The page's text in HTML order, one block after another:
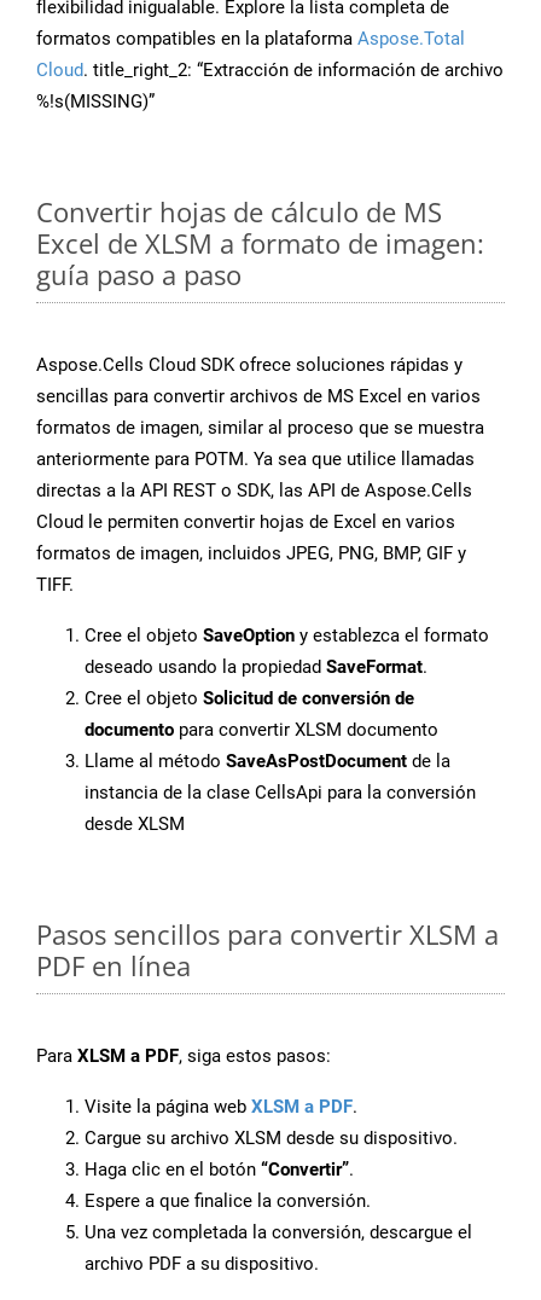
flexibilidad inigualable. Explore la lista completa de
formatos compatibles en la plataforma Aspose.Total
Cloud. title_right_2: “Extracción de información de archivo
%!s(MISSING)”
Convertir hojas de cálculo de MS
Excel de XLSM a formato de imagen:
guía paso a paso
Aspose.Cells Cloud SDK ofrece soluciones rápidas y
sencillas para convertir archivos de MS Excel en varios
formatos de imagen, similar al proceso que se muestra
anteriormente para POTM. Ya sea que utilice llamadas
directas a la API REST o SDK, las API de Aspose.Cells
Cloud le permiten convertir hojas de Excel en varios
formatos de imagen, incluidos JPEG, PNG, BMP, GIF y
TIFF.
Cree el objeto SaveOption y establezca el formato
deseado usando la propiedad SaveFormat.
Cree el objeto Solicitud de conversión de
documento para convertir XLSM documento
Llame al método SaveAsPostDocument de la
instancia de la clase CellsApi para la conversión
desde XLSM
Pasos sencillos para convertir XLSM a
PDF en línea
Para XLSM a PDF, siga estos pasos:
Visite la página web XLSM a PDF.
Cargue su archivo XLSM desde su dispositivo.
Haga clic en el botón “Convertir”.
Espere a que finalice la conversión.
Una vez completada la conversión, descargue el
archivo PDF a su dispositivo.